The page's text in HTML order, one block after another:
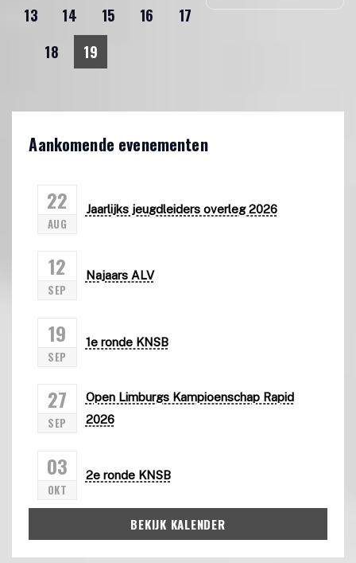
13
14 15 16
17
18
19
Aankomende evenementen
22
AUG
Jaarlijks jeugdleiders overleg 2026
12
SEP
Najaars ALV
19
SEP
1e ronde KNSB
27
SEP
Open Limburgs Kampioenschap Rapid
2026
03
OKT
2e ronde KNSB
BEKIJK KALENDER